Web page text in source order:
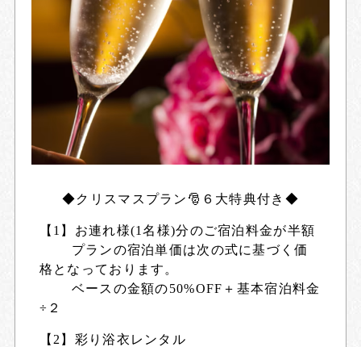
◆クリスマスプラン🎅６大特典付き◆
【1】お連れ様(1名様)分のご宿泊料金が半額
プランの宿泊単価は次の式に基づく価
格となっております。
ベースの金額の50%OFF＋基本宿泊料金
÷２
【2】彩り浴衣レンタル